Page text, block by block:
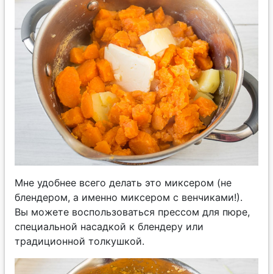
Мне удобнее всего делать это миксером (не
блендером, а именно миксером с венчиками!).
Вы можете воспользоваться прессом для пюре,
специальной насадкой к блендеру или
традиционной толкушкой.